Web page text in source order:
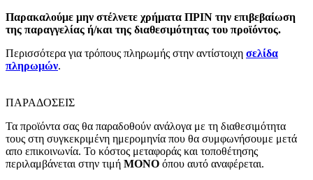
Παρακαλούμε μην στέλνετε χρήματα ΠΡΙΝ την επιβεβαίωση
της παραγγελίας ή/και της διαθεσιμότητας του προϊόντος.
Περισσότερα για τρόπους πληρωμής στην αντίστοιχη σελίδα
πληρωμών.
ΠΑΡΑΔΟΣΕΙΣ
Τα προϊόντα σας θα παραδοθούν ανάλογα με τη διαθεσιμότητα
τους στη συγκεκριμένη ημερομηνία που θα συμφωνήσουμε μετά
απο επικοινωνία. Το κόστος μεταφοράς και τοποθέτησης
περιλαμβάνεται στην τιμή MONO όπου αυτό αναφέρεται.